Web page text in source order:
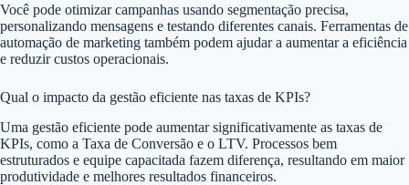
Você pode otimizar campanhas usando segmentação precisa,
personalizando mensagens e testando diferentes canais. Ferramentas de
automação de marketing também podem ajudar a aumentar a eficiência
e reduzir custos operacionais.
Qual o impacto da gestão eficiente nas taxas de KPIs?
Uma gestão eficiente pode aumentar significativamente as taxas de
KPIs, como a Taxa de Conversão e o LTV. Processos bem
estruturados e equipe capacitada fazem diferença, resultando em maior
produtividade e melhores resultados financeiros.